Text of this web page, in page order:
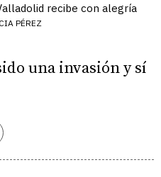
recibe con alegría
PÉREZ
una invasión y sí